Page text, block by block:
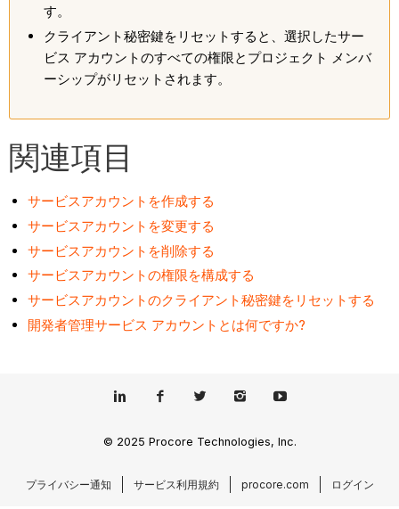
す。
クライアント秘密鍵をリセットすると、選択したサー
ビス アカウントのすべての権限とプロジェクト メンバ
ーシップがリセットされます。
関連項目
サービスアカウントを作成する
サービスアカウントを変更する
サービスアカウントを削除する
サービスアカウントの権限を構成する
サービスアカウントのクライアント秘密鍵をリセットする
開発者管理サービス アカウントとは何ですか?
© 2025 Procore Technologies, Inc.
プライバシー通知 サービス利用規約 procore.com ログイン